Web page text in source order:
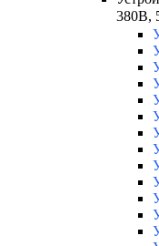
380В,